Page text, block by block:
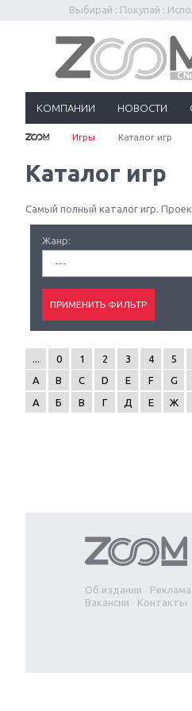
Выбирай : Покупай :
КОМПАНИИ НОВОСТИ
Игры Каталог игр
Каталог игр
Самый полный каталог игр.
Жанр:
---
0 1 2 3 4 5
A
B C D E F G
А
Б В Г Д Е Ж
Об издании
Реклама
Вакансии
Контакты